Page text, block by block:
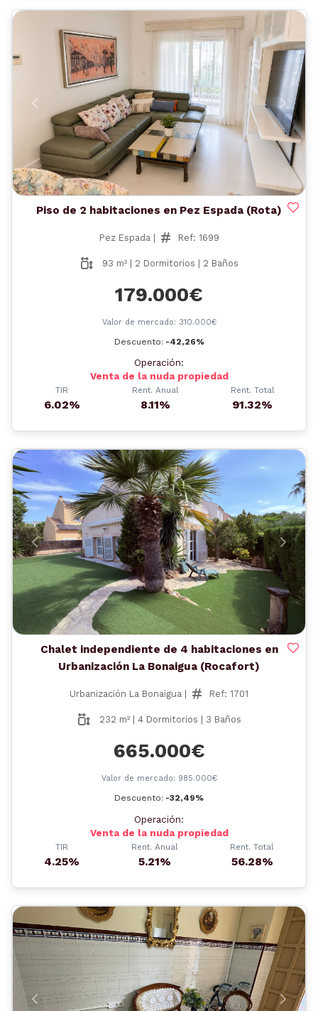
Anterior
Piso de 2 habitaciones en Pez Espada (Rota)
Pez Espada | Ref: 1699
93 m² | 2 Dormitorios | 2 Baños
179.000€
Valor de mercado: 310.000€
Descuento: -42,26%
Operación:
Venta de la nuda propiedad
TIR
6.02%
Rent. Anual
8.11%
Rent. Total
91.32%
Anterior
Chalet independiente de 4 habitaciones en
Urbanización La Bonaigua (Rocafort)
Urbanización La Bonaigua | Ref: 1701
232 m² | 4 Dormitorios | 3 Baños
665.000€
Valor de mercado: 985.000€
Descuento: -32,49%
Operación:
Venta de la nuda propiedad
TIR
4.25%
Rent. Anual
5.21%
Rent. Total
56.28%
Anterior